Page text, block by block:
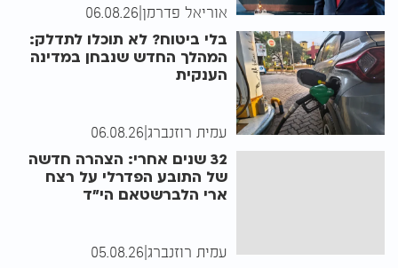
אוריאל פדרמן 06.08.26
בלי ביטוח? לא תוכלו לתדלק:
המהלך החדש שנבחן במדינה
הענקית
עמית רוזנברג 06.08.26
32 שנים אחרי: הצהרה חדשה
של התובע הפדרלי על רצח
ארי הלברשטאם הי"ד
עמית רוזנברג 05.08.26